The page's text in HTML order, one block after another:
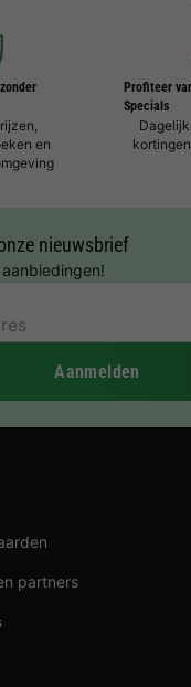
en
Profiteer
Specials
nieuwsbrief
Aanmelden
partners